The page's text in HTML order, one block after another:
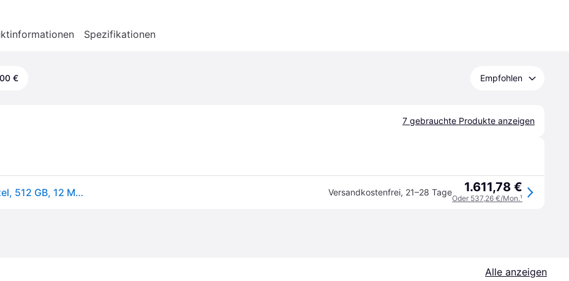
Spezifikationen
€ Empfohlen
7 gebrauchte Produkte anzeigen
Apple iPhone 14, 15,5 cm (6.1"), 2532 x 1170 Pixel, 512 GB, 12 MP, iOS 16, Violett Versandkostenfrei, 21–28 Tage 1.611,78 €
Oder 537,26 €/Mon.¹
Alle anzeigen